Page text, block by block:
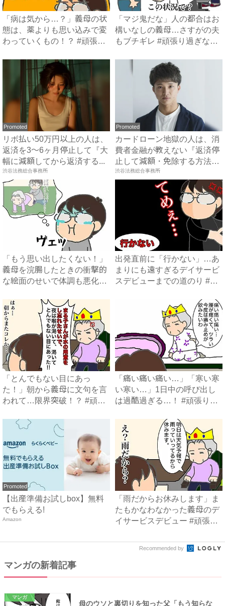
「病は気から…？」義母の状
態は、薬よりも思い込みで変
わっていくもの！？ #頑張
「マジ鬼だな」人の都合はお
構いなしの義母…さすがの夫
もブチギレ #頑張り過ぎな
Promoted
リボ払い50万円以上の人は、
返済を3～6ヶ月停止して『大
幅に減額してから返済する...
渋谷法務総合事務所
Promoted
カードローン地獄の人は、消
費者金融が教えない『返済停
止して減額・免除する方法』
で...
渋谷法務総合事務所
「もう思い出したくない！」
義母を浣腸したときの衝撃的
な絵面のせいで体調も悪化
出発直前に「行かない」…あ
まりにも遠すぎるデイサービ
スデビューまでの道のり #
「とんでもない目にあっ
た！」朝から義母に文句を言
われて…限界突破！？ #頑張
「痛い痛い痛い…」「寒い寒
い寒い…」1日中の呼び出し
は過酷過ぎる…！ #頑張り
Promoted
【出産準備お試しbox】無料
でもらえる!
Amazon
「雨だからお休みします」ま
たもかなわなかった義母のデ
イサービスデビュー #頑張
Recommended by
マンガの新着記事
マンガ
母のウソと裏切りを知った父「もう知らな